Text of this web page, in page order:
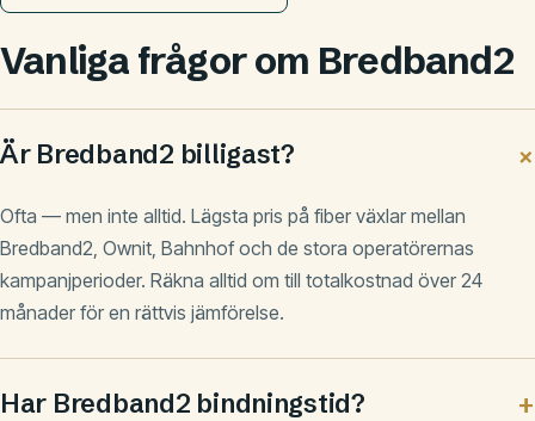
Vanliga frågor om Bredband2
Är Bredband2 billigast?
Ofta — men inte alltid. Lägsta pris på fiber växlar mellan
Bredband2, Ownit, Bahnhof och de stora operatörernas
kampanjperioder. Räkna alltid om till totalkostnad över 24
månader för en rättvis jämförelse.
Har Bredband2 bindningstid?